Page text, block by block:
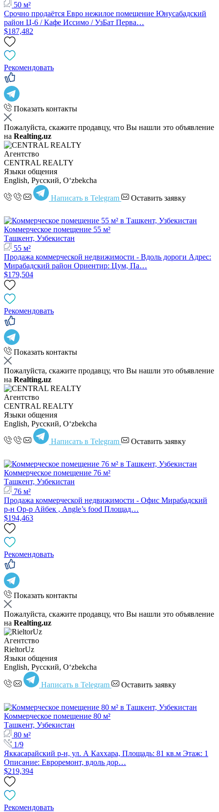
50 м²
Срочно продаётся Евро нежилое помещение Юнусабадский
район Ц-6 / Кафе Иссимо / УзБат Перва…
$187,482
Рекомендовать
Показать контакты
Пожалуйста, скажите продавцу, что Вы нашли это объявление
на Realting.uz
Агентство
CENTRAL REALTY
Языки общения
English, Русский, Oʻzbekcha
Написать в Telegram Оставить заявку
Коммерческое помещение 55 м²
Ташкент, Узбекистан
55 м²
Продажа коммерческой недвижимости - Вдоль дороги Адрес:
Мирабадский район Ориентир: Цум, Па…
$179,504
Рекомендовать
Показать контакты
Пожалуйста, скажите продавцу, что Вы нашли это объявление
на Realting.uz
Агентство
CENTRAL REALTY
Языки общения
English, Русский, Oʻzbekcha
Написать в Telegram Оставить заявку
Коммерческое помещение 76 м²
Ташкент, Узбекистан
76 м²
Продажа коммерческой недвижимости - Офис Мирабадский
р-н Ор-р Айбек , Angle’s food Площад…
$194,463
Рекомендовать
Показать контакты
Пожалуйста, скажите продавцу, что Вы нашли это объявление
на Realting.uz
Агентство
RieltorUz
Языки общения
English, Русский, Oʻzbekcha
Написать в Telegram Оставить заявку
Коммерческое помещение 80 м²
Ташкент, Узбекистан
80 м²
1/9
Яккасарайский р-н, ул. А Каххара, Площадь: 81 кв.м Этаж: 1
Описание: Евроремонт, вдоль дор…
$219,394
Рекомендовать